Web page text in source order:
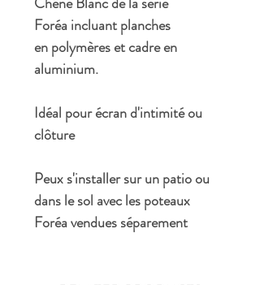
Foréa incluant planches
en polymères et cadre en
aluminium.
Idéal pour écran d'intimité ou
clôture
Peux s'installer sur un patio ou
dans le sol avec les poteaux
Foréa vendues séparement